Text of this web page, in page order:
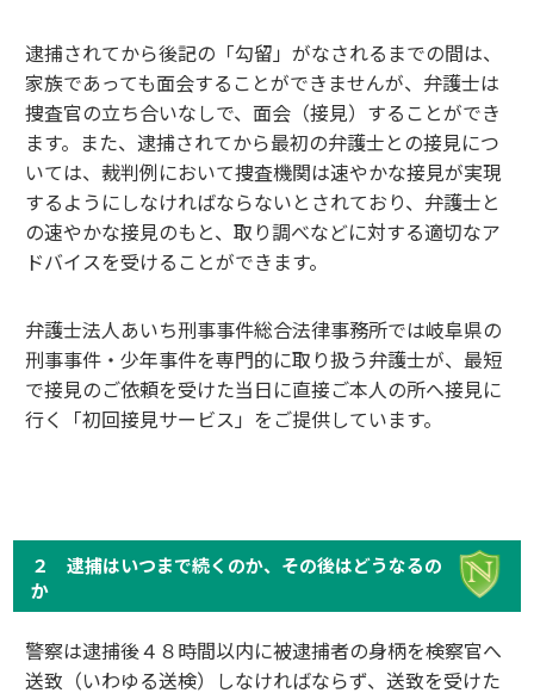
逮捕されてから後記の「勾留」がなされるまでの間は、
家族であっても面会することができませんが、弁護士は
捜査官の立ち合いなしで、面会（接見）することができ
ます。また、逮捕されてから最初の弁護士との接見につ
いては、裁判例において捜査機関は速やかな接見が実現
するようにしなければならないとされており、弁護士と
の速やかな接見のもと、取り調べなどに対する適切なア
ドバイスを受けることができます。
弁護士法人あいち刑事事件総合法律事務所では岐阜県の
刑事事件・少年事件を専門的に取り扱う弁護士が、最短
で接見のご依頼を受けた当日に直接ご本人の所へ接見に
行く「初回接見サービス」をご提供しています。
２ 逮捕はいつまで続くのか、その後はどうなるの
か
警察は逮捕後４８時間以内に被逮捕者の身柄を検察官へ
送致（いわゆる送検）しなければならず、送致を受けた